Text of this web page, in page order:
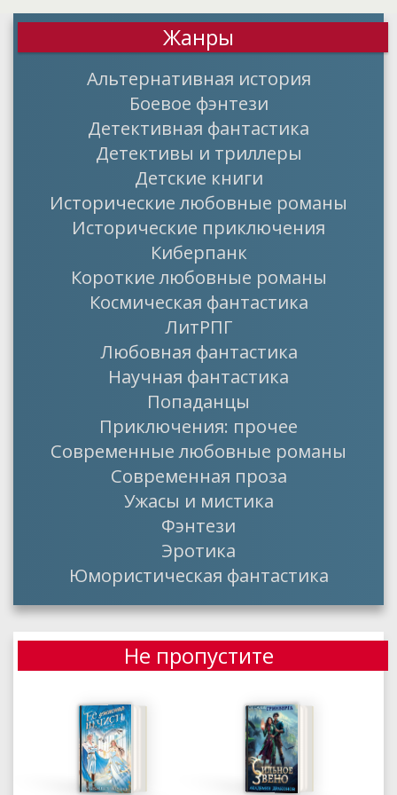
Жанры
Альтернативная история
Боевое фэнтези
Детективная фантастика
Детективы и триллеры
Детские книги
Исторические любовные романы
Исторические приключения
Киберпанк
Короткие любовные романы
Космическая фантастика
ЛитРПГ
Любовная фантастика
Научная фантастика
Попаданцы
Приключения: прочее
Современные любовные романы
Современная проза
Ужасы и мистика
Фэнтези
Эротика
Юмористическая фантастика
Не пропустите